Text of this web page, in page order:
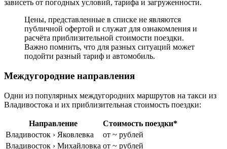
зависеть от погодных условий, тарифа и загруженности.
Цены, представленные в списке не являются
публичной офертой и служат для ознакомления и
расчёта приблизительной стоимости поездки.
Важно помнить, что для разных ситуаций может
подойти разный тариф и автомобиль.
Междугородние направления
Одни из популярных междугородних маршрутов на такси из
Владивостока и их приблизительная стоимость поездки:
Направление
Стоимость поездки*
Владивосток › Яковлевка
от ~ рублей
Владивосток › Михайловка от ~ рублей